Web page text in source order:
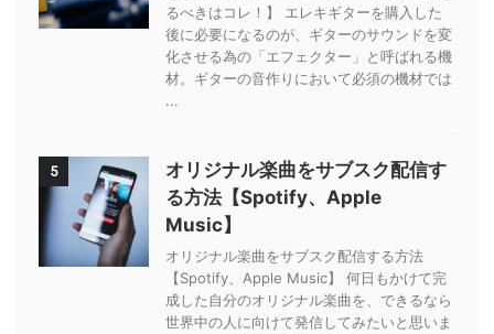
るべきはコレ！】 エレキギターを購入した
後に必要になるのが、ギターのサウンドを変
化させる為の「エフェクター」と呼ばれる機
材。ギターの音作りにおいて必須の機材では
...
5
オリジナル楽曲をサブスク配信す
る方法【Spotify、Apple
Music】
オリジナル楽曲をサブスク配信する方法
【Spotify、Apple Music】 何日もかけて完
成した自分のオリジナル楽曲を、できるなら
世界中の人に向けて発信してみたいと思いま